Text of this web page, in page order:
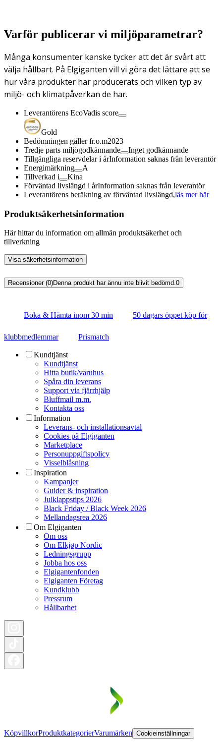
Varför publicerar vi miljöparametrar?
Många konsumenter kanske tycker att det är svårt att
välja hållbart. På Elgiganten vill vi göra det lättare att se
hur våra produkter har producerats och vilken typ av
miljö- och klimatpåverkan de har.
Leverantörens EcoVadis score
Gold
Bedömningen gäller fr.o.m2023
Tredje parts miljögodkännande
Inget godkännande
Tillgängliga reservdelar i årInformation saknas från leverantör
Energimärkning
A
Tillverkad i
Kina
Förväntad livslängd i årInformation saknas från leverantör
Leverantörens beräkning av förväntad livslängd,läs mer här
Produktsäkerhetsinformation
Här hittar du information om allmän produktsäkerhet och
tillverkning
Visa säkerhetsinformation
Recensioner (0)Denna produkt har ännu inte blivit bedömd.0
Boka & Hämta inom 30 min 50 dagars öppet köp för
klubbmedlemmar Prismatch
Kundtjänst
Kundtjänst
Hitta butik/varuhus
Spåra din leverans
Support via fjärrhjälp
Bluffmail m.m.
Kontakta oss
Information
Leverans- och installationsavtal
Cookies på Elgiganten
Marketplace
Personuppgiftspolicy
Visselblåsning
Inspiration
Kampanjer
Guider & inspiration
Julklappstips 2026
Black Friday / Black Week 2026
Mellandagsrea 2026
Om Elgiganten
Om oss
Om Elkjøp Nordic
Ledningsgrupp
Jobba hos oss
Elgigantenfonden
Elgiganten Företag
Kundklubb
Pressrum
Hållbarhet
KöpvillkorProduktkategorierVarumärken Cookieinställningar